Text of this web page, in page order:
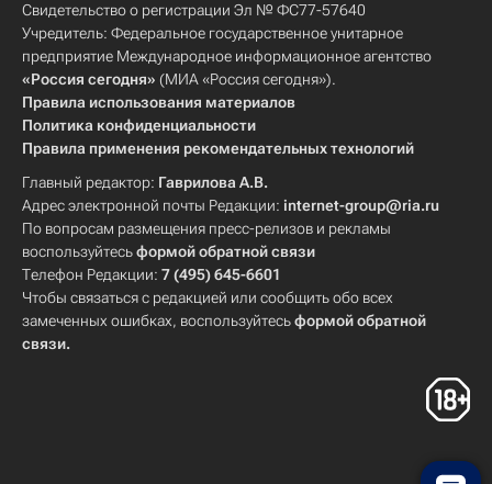
Свидетельство о регистрации Эл № ФС77-57640
Учредитель: Федеральное государственное унитарное
предприятие Международное информационное агентство
«Россия сегодня» (МИА «Россия сегодня»).
Правила использования материалов
Политика конфиденциальности
Правила применения рекомендательных технологий
Главный редактор: Гаврилова А.В.
Адрес электронной почты Редакции: internet-group@ria.ru
По вопросам размещения пресс-релизов и рекламы
воспользуйтесьформой обратной связи
Телефон Редакции: 7 (495) 645-6601
Чтобы связаться с редакцией или сообщить обо всех
замеченных ошибках, воспользуйтесьформой обратной
связи.